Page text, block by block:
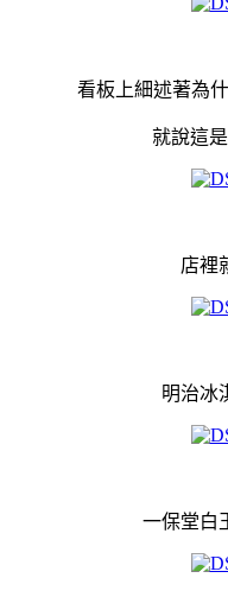
看板上細述著為
就說這
店裡
明治冰
一保堂白